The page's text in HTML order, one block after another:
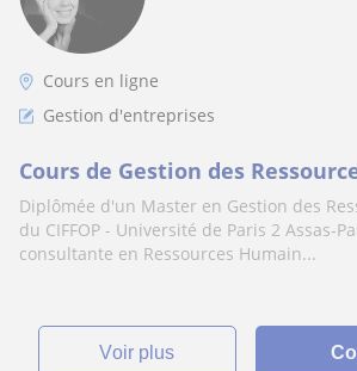
Cours en ligne
Gestion d'entreprises
Cours de Gestion des
Diplômée d'un Master en Gestion des
du CIFFOP - Université de Paris 2 Assas-
consultante en Ressources Humain...
voir plus